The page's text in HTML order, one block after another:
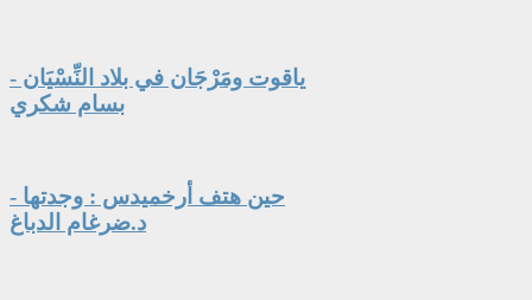
ياقوت ومَرْجَان في بلاد النِّسْيَان -
بسام شكري
حين هتف أرخميدس : وجدتها -
د.ضرغام الدباغ